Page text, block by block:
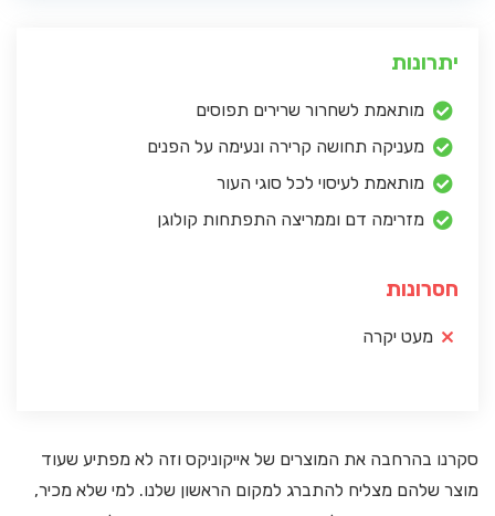
יתרונות
מותאמת לשחרור שרירים תפוסים
מעניקה תחושה קרירה ונעימה על הפנים
מותאמת לעיסוי לכל סוגי העור
מזרימה דם וממריצה התפתחות קולוגן
חסרונות
מעט יקרה
סקרנו בהרחבה את המוצרים של אייקוניקס וזה לא מפתיע שעוד
מוצר שלהם מצליח להתברג למקום הראשון שלנו. למי שלא מכיר,